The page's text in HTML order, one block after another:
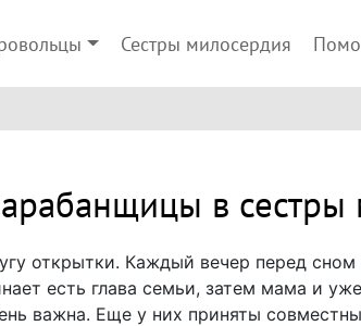
Сестры милосердия
в сестры
открытки. Каждый вечер перед сном
есть глава семьи, затем мама и
важна. Еще у них приняты